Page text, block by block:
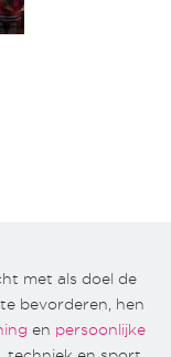
met als doel de
bevorderen, hen
en persoonlijke